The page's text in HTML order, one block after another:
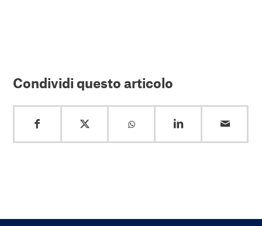
Condividi questo articolo